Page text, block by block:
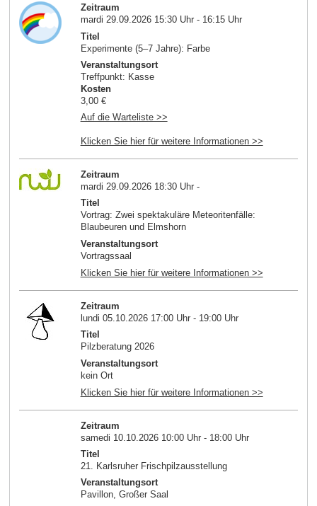
Zeitraum
mardi 29.09.2026 15:30 Uhr - 16:15 Uhr
Titel
Experimente (5–7 Jahre): Farbe
Veranstaltungsort
Treffpunkt: Kasse
Kosten
3,00 €
Auf die Warteliste >>
Klicken Sie hier für weitere Informationen >>
Zeitraum
mardi 29.09.2026 18:30 Uhr -
Titel
Vortrag: Zwei spektakuläre Meteoritenfälle:
Blaubeuren und Elmshorn
Veranstaltungsort
Vortragssaal
Klicken Sie hier für weitere Informationen >>
Zeitraum
lundi 05.10.2026 17:00 Uhr - 19:00 Uhr
Titel
Pilzberatung 2026
Veranstaltungsort
kein Ort
Klicken Sie hier für weitere Informationen >>
Zeitraum
samedi 10.10.2026 10:00 Uhr - 18:00 Uhr
Titel
21. Karlsruher Frischpilzausstellung
Veranstaltungsort
Pavillon, Großer Saal